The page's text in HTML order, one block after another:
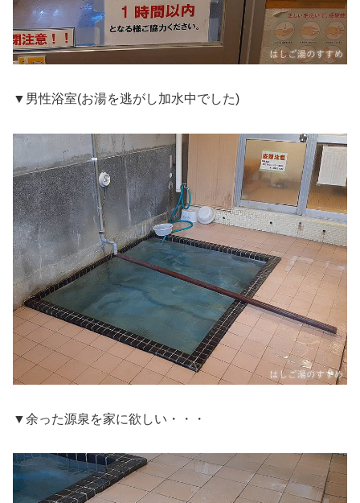
▼男性浴室(お湯を逃がし加水中でした)
▼余った源泉を家に欲しい・・・